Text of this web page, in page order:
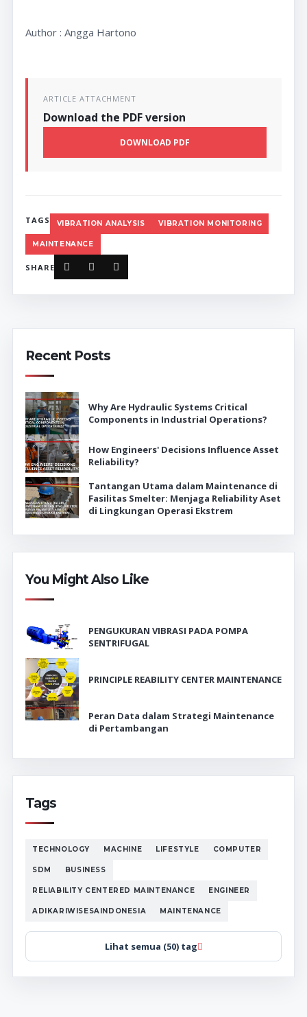
Author : Angga Hartono
ARTICLE ATTACHMENT
Download the PDF version
DOWNLOAD PDF
TAGS VIBRATION ANALYSIS VIBRATION MONITORING
MAINTENANCE
SHARE
Recent Posts
Why Are Hydraulic Systems Critical
Components in Industrial Operations?
How Engineers' Decisions Influence Asset
Reliability?
Tantangan Utama dalam Maintenance di
Fasilitas Smelter: Menjaga Reliability Aset
di Lingkungan Operasi Ekstrem
You Might Also Like
PENGUKURAN VIBRASI PADA POMPA
SENTRIFUGAL
PRINCIPLE REABILITY CENTER MAINTENANCE
Peran Data dalam Strategi Maintenance
di Pertambangan
Tags
TECHNOLOGY MACHINE LIFESTYLE COMPUTER
SDM BUSINESS
RELIABILITY CENTERED MAINTENANCE ENGINEER
ADIKARIWISESAINDONESIA MAINTENANCE
Lihat semua (50) tag